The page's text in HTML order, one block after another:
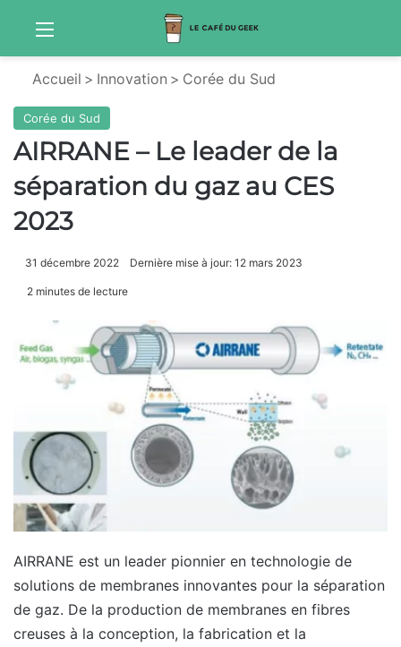
Menu
Accueil > Innovation > Corée du Sud
Corée du Sud
AIRRANE – Le leader de la
séparation du gaz au CES
2023
31 décembre 2022 Dernière mise à jour: 12 mars 2023
2 minutes de lecture
AIRRANE est un leader pionnier en technologie de
solutions de membranes innovantes pour la séparation
de gaz. De la production de membranes en fibres
creuses à la conception, la fabrication et la